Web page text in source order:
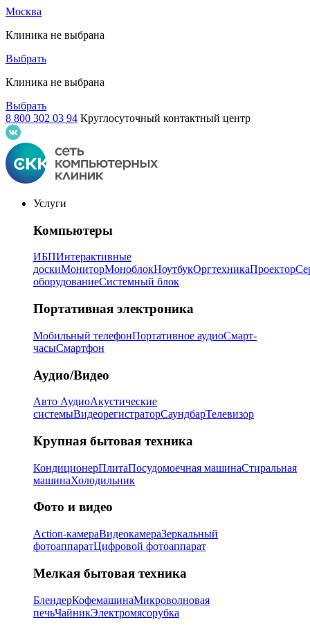
Москва
Клиника не выбрана
Выбрать
Клиника не выбрана
Выбрать
8 800 302 03 94 Круглосуточный контактный центр
Услуги
Компьютеры
ИБПИнтерактивные
доскиМониторМоноблокНоутбукОргтехникаПроектор
оборудованиеСистемный блок
Портативная электроника
Мобильный телефонПортативное аудиоСмарт-
часыСмартфон
Аудио/Видео
Авто АудиоАкустические
системыВидеорегистраторСаундбарТелевизор
Крупная бытовая техника
КондиционерПлитаПосудомоечная машинаСтиральная
машинаХолодильник
Фото и видео
Action-камераВидеокамераЗеркальный
фотоаппаратЦифровой фотоаппарат
Мелкая бытовая техника
БлендерКофемашинаМикроволновая
печьЧайникЭлектромясорубка